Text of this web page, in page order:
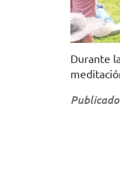
Durante